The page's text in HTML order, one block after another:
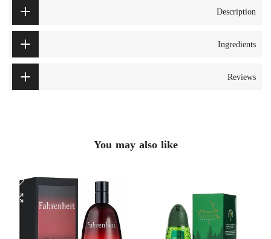
Description
Ingredients
Reviews
You may also like